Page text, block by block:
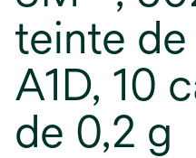
teinte
A1D, 10
de 0,2 g